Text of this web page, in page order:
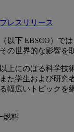
レスリリース
（以下 EBSCO）
の世界的な影響を
以上にのぼる科学
た学生および研究
幅広いトピックを
燃料